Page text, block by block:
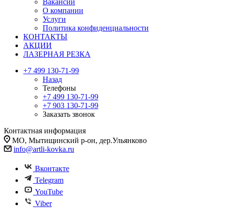
Вакансии
О компании
Услуги
Политика конфиденциальности
КОНТАКТЫ
АКЦИИ
ЛАЗЕРНАЯ РЕЗКА
+7 499 130-71-99
Назад
Телефоны
+7 499 130-71-99
+7 903 130-71-99
Заказать звонок
Контактная информация
МО, Мытищинский р-он, дер.Ульянково
info@artli-kovka.ru
Вконтакте
Telegram
YouTube
Viber